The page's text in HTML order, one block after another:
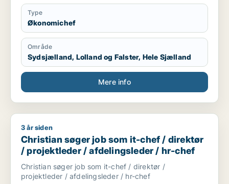
Udflugter og sightseeing-ture.
Flytninger og længere rejser efter aftale.
🔸 Ekstra fordele:
Musik efter dine ønsker for en hyggelig atmosfære. 🎶
📱 Kontakt mig:
Viber/Telegram: + [xxxxx] WhatsApp: [xxxxx] Jeg ser
frem til at give dig en sikker, behagelig og pålidelig
Type
Økonomichef
Område
Sydsjælland, Lolland og Falster, Hele Sjælland
Mere info
Christian søger job som it-chef / direktør / projektleder /
3 år siden
Christian søger job som it-chef / direktør
/ projektleder / afdelingsleder / hr-chef
Christian søger job som it-chef / direktør /
projektleder / afdelingsleder / hr-chef